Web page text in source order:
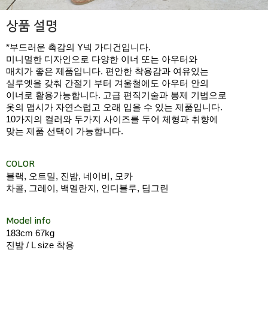
상품 설명
*부드러운 촉감의 Y넥 가디건입니다.
미니멀한 디자인으로 다양한 이너 또는 아우터와
매치가 좋은 제품입니다. 편안한 착용감과 여유있는
실루엣을 갖춰 간절기 부터 겨울철에도 아우터 안의
이너로 활용가능합니다. 고급 편직기술과 봉제 기법으로
옷의 맵시가 자연스럽고 오래 입을 수 있는 제품입니다.
10가지의 컬러와 두가지 사이즈를 두어 체형과 취향에
맞는 제품 선택이 가능합니다.
COLOR
블랙, 오트밀, 진밤, 네이비, 모카
차콜, 그레이, 백멜란지, 인디블루, 딥그린
Model info
183cm 67kg
진밤 / L size 착용